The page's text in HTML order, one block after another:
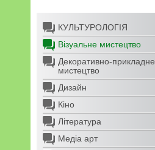
КУЛЬТУРОЛОГІЯ
Візуальне мистецтво
Декоративно-прикладне
мистецтво
Дизайн
Кіно
Література
Медіа арт